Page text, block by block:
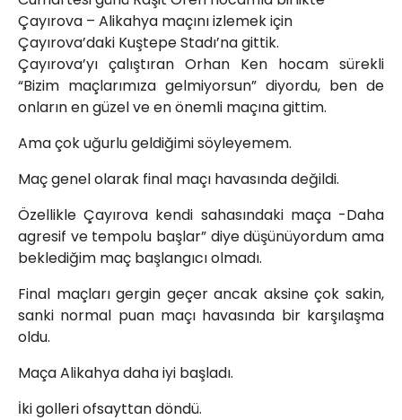
Çayırova – Alikahya maçını izlemek için
Çayırova’daki Kuştepe Stadı’na gittik.
Çayırova’yı çalıştıran Orhan Ken hocam sürekli
“Bizim maçlarımıza gelmiyorsun” diyordu, ben de
onların en güzel ve en önemli maçına gittim.
Ama çok uğurlu geldiğimi söyleyemem.
Maç genel olarak final maçı havasında değildi.
Özellikle Çayırova kendi sahasındaki maça -Daha
agresif ve tempolu başlar” diye düşünüyordum ama
beklediğim maç başlangıcı olmadı.
Final maçları gergin geçer ancak aksine çok sakin,
sanki normal puan maçı havasında bir karşılaşma
oldu.
Maça Alikahya daha iyi başladı.
İki golleri ofsayttan döndü.
info@spor41.com